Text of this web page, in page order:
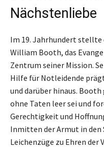
Nächstenliebe
Im 19. Jahrhundert stellte
William Booth, das
Zentrum seiner Mission.
Hilfe für Notleidende
und darüber hinaus.
ohne Taten leer sei und
Gerechtigkeit und
Inmitten der Armut in
Leichenzüge zu Ehren der